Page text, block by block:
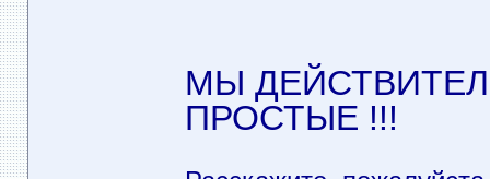
МЫ
ПРОСТЫЕ !!!